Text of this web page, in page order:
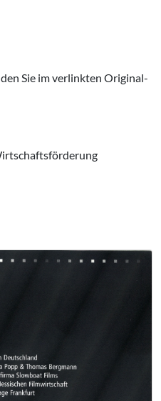
Sie im verlinkten Original-